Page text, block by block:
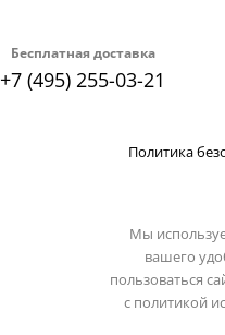
Бесплатная доставка
+7 (495) 255-03-21
Политика
Мы
вашего
пользоваться
с политикой